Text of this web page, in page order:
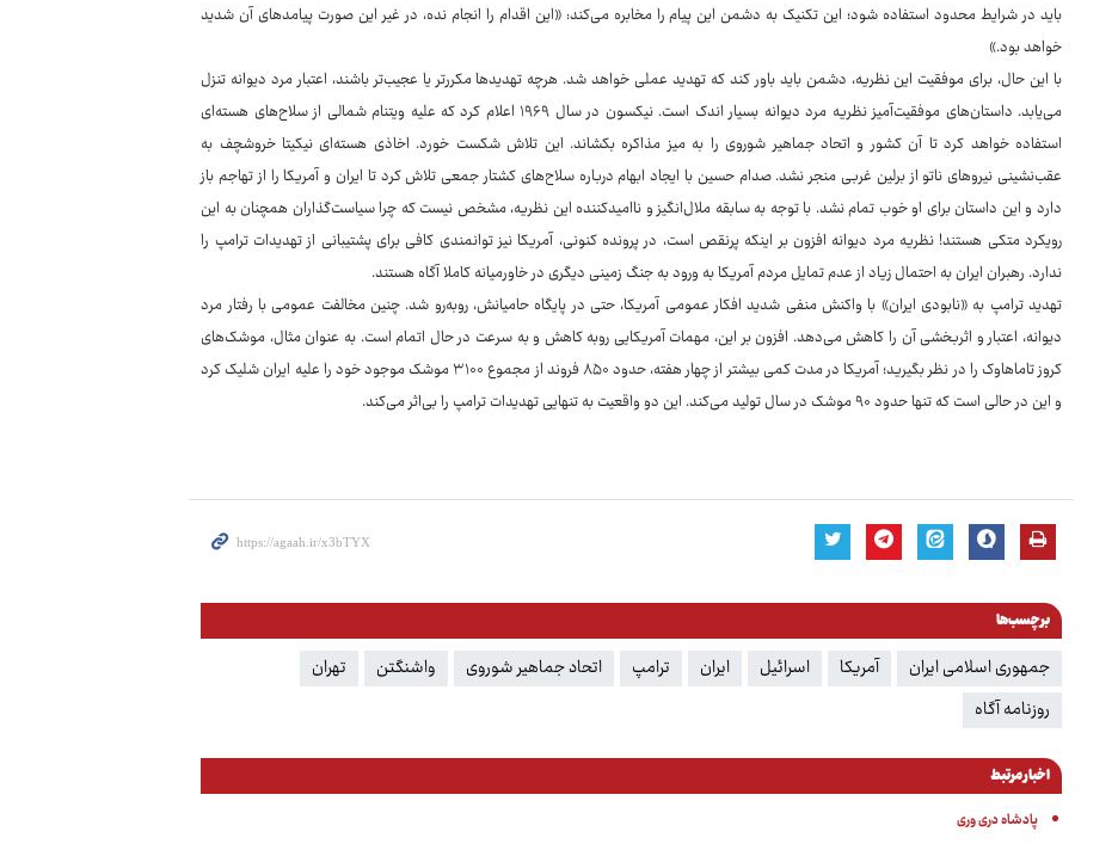
باید در شرایط محدود استفاده شود؛ این تکنیک به دشمن این پیام را مخابره می‌کند: «این اقدام را انجام نده، در غیر این صورت پیامدهای آن شدید
خواهد بود.»
با این حال، برای موفقیت این نظریه، دشمن باید باور کند که تهدید عملی خواهد شد. هرچه تهدیدها مکررتر یا عجیب‌تر باشند، اعتبار مرد دیوانه تنزل
می‌یابد. داستان‌های موفقیت‌آمیز نظریه مرد دیوانه بسیار اندک است. نیکسون در سال ۱۹۶۹ اعلام کرد که علیه ویتنام شمالی از سلاح‌های هسته‌ای
استفاده خواهد کرد تا آن کشور و اتحاد جماهیر شوروی را به میز مذاکره بکشاند. این تلاش شکست خورد. اخاذی هسته‌ای نیکیتا خروشچف به
عقب‌نشینی نیروهای ناتو از برلین غربی منجر نشد. صدام حسین با ایجاد ابهام درباره سلاح‌های کشتار جمعی تلاش کرد تا ایران و آمریکا را از تهاجم باز
دارد و این داستان برای او خوب تمام نشد. با توجه به سابقه ملال‌انگیز و ناامیدکننده این نظریه، مشخص نیست که چرا سیاست‌گذاران همچنان به این
رویکرد متکی هستند! نظریه مرد دیوانه افزون بر اینکه پرنقص است، در پرونده کنونی، آمریکا نیز توانمندی کافی برای پشتیبانی از تهدیدات ترامپ را
ندارد. رهبران ایران به احتمال زیاد از عدم تمایل مردم آمریکا به ورود به جنگ زمینی دیگری در خاورمیانه کاملا آگاه هستند.
تهدید ترامپ به «نابودی ایران» با واکنش منفی شدید افکار عمومی آمریکا، حتی در پایگاه حامیانش، روبه‌رو شد. چنین مخالفت عمومی با رفتار مرد
دیوانه، اعتبار و اثربخشی آن را کاهش می‌دهد. افزون بر این، مهمات آمریکایی روبه کاهش و به سرعت در حال اتمام است. به عنوان مثال، موشک‌های
کروز تاماهاوک را در نظر بگیرید؛ آمریکا در مدت کمی بیشتر از چهار هفته، حدود ۸۵۰ فروند از مجموع ۳۱۰۰ موشک موجود خود را علیه ایران شلیک کرد
و این در حالی است که تنها حدود ۹۰ موشک در سال تولید می‌کند. این دو واقعیت به تنهایی تهدیدات ترامپ را بی‌اثر می‌کند.
برچسب‌ها
جمهوری اسلامی ایران آمریکا اسرائیل ایران ترامپ اتحاد جماهیر شوروی واشنگتن
تهران
روزنامه آگاه
اخبار مرتبط
پادشاه دری وری